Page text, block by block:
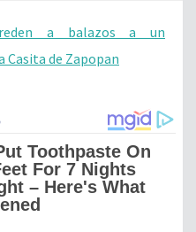
a balazos a un
de Zapopan